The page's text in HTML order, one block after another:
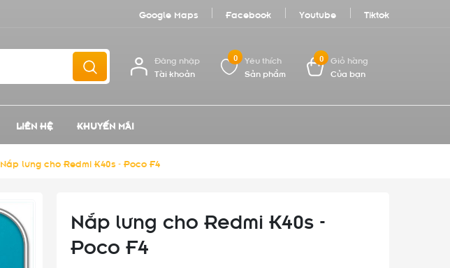
Google Maps Facebook Youtube Tiktok
Đăng nhập
Tài khoản
0
Yêu thích
Sản phẩm
0
Giỏ hàng
Của bạn
LIÊN HỆ KHUYẾN MÃI
Nắp lưng cho Redmi K40s - Poco F4
Nắp lưng cho Redmi K40s -
Poco F4